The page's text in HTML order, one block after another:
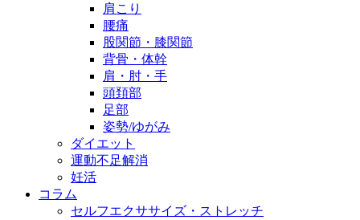
肩こり
腰痛
股関節・膝関節
背骨・体幹
肩・肘・手
頭頚部
足部
姿勢/ゆがみ
ダイエット
運動不足解消
妊活
コラム
セルフエクササイズ・ストレッチ